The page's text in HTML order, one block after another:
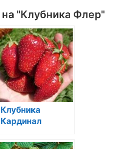
"Клубника Флер"
Клубника
Кардинал